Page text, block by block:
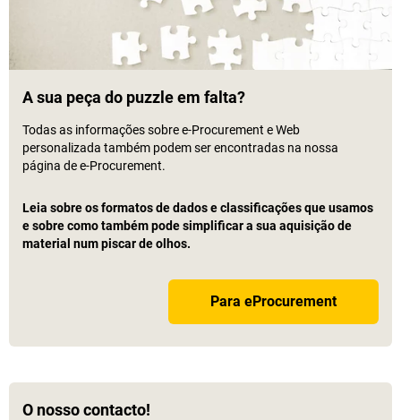
A sua peça do puzzle em falta?
Todas as informações sobre e-Procurement e Web
personalizada também podem ser encontradas na nossa
página de e-Procurement.
Leia sobre os formatos de dados e classificações que usamos
e sobre como também pode simplificar a sua aquisição de
material num piscar de olhos.
Para eProcurement
O nosso contacto!